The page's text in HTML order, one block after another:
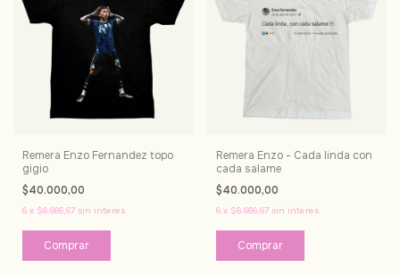
Remera Enzo Fernandez topo
gigio
$40.000,00
6 x $6.666,67 sin interés
Comprar
Remera Enzo - Cada linda con
cada salame
$40.000,00
6 x $6.666,67 sin interés
Comprar